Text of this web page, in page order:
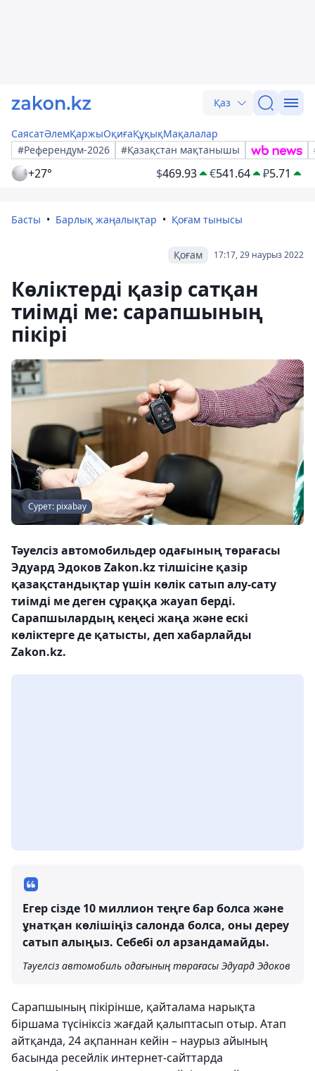
Қаз
СаясатӘлемҚаржыОқиғаҚұқықМақалалар
#Референдум-2026
#Қазақстан мақтанышы
+27° $469.93 €541.64 ₽5.71
Басты Барлық жаңалықтар Қоғам тынысы
17:17, 29 наурыз 2022
Қоғам
Көліктерді қазір сатқан
тиімді ме: сарапшының
пікірі
Сурет: pixabay
Тәуелсіз автомобильдер одағының төрағасы
Эдуард Эдоков Zakon.kz тілшісіне қазір
қазақстандықтар үшін көлік сатып алу-сату
тиімді ме деген сұраққа жауап берді.
Сарапшылардың кеңесі жаңа және ескі
көліктерге де қатысты, деп хабарлайды
Zakon.kz.
Егер сізде 10 миллион теңге бар болса және
ұнатқан көлішіңіз салонда болса, оны дереу
сатып алыңыз. Себебі ол арзандамайды.
Тәуелсіз автомобиль одағының төрағасы Эдуард Эдоков
Сарапшының пікірінше, қайталама нарықта
біршама түсініксіз жағдай қалыптасып отыр. Атап
айтқанда, 24 ақпаннан кейін – наурыз айының
басында ресейлік интернет-сайттарда